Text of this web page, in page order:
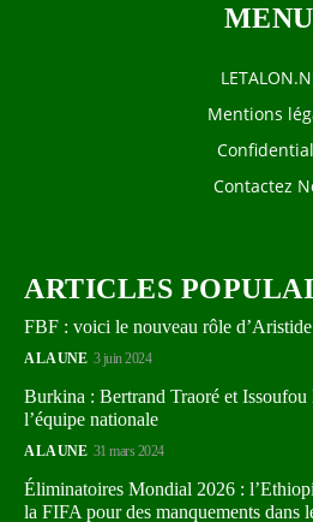
MENU
Mentions
Contactez
ARTICLES
FBF : voici le nouveau rôle
A LA UNE 3 juin 2024
Burkina : Bertrand Traoré et Issoufou
l’équipe nationale
A LA UNE 31 mars 2024
Éliminatoires Mondial 2026 :
la FIFA pour des manquements dans